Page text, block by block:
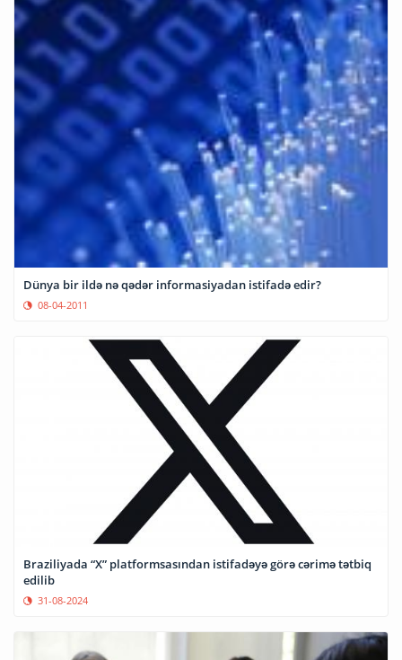
Dünya bir ildə nə qədər informasiyadan istifadə edir?
08-04-2011
Braziliyada “X” platformsasından istifadəyə görə cərimə tətbiq
edilib
31-08-2024